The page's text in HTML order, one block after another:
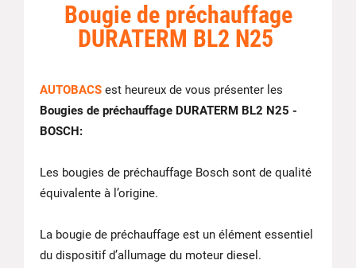
Bougie de préchauffage
DURATERM BL2 N25
AUTOBACS est heureux de vous présenter les
Bougies de préchauffage DURATERM BL2 N25 -
BOSCH:
Les bougies de préchauffage Bosch sont de qualité
équivalente à l’origine.
La bougie de préchauffage est un élément essentiel
du dispositif d’allumage du moteur diesel.